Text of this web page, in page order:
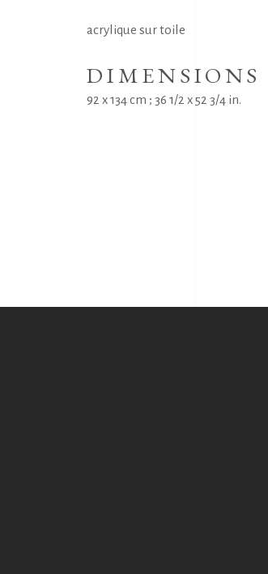
acrylique sur toile
DIMENSIONS
92 x 134 cm ; 36 1/2 x 52 3/4 in.